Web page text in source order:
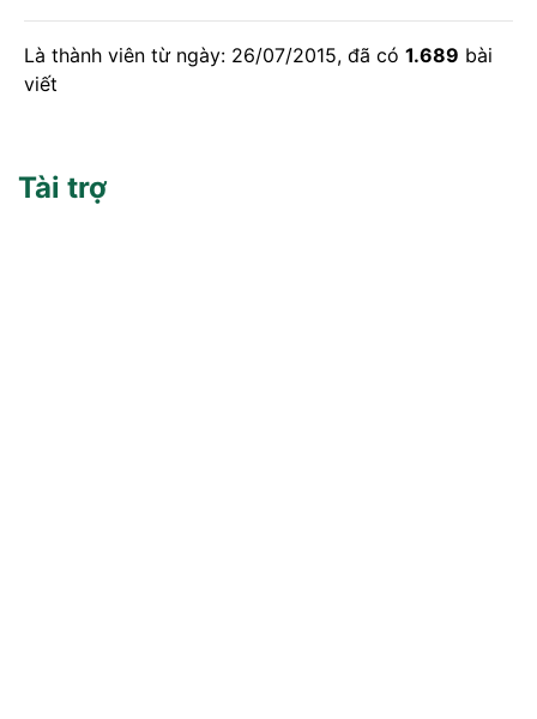
Là thành viên từ ngày: 26/07/2015, đã có 1.689 bài
viết
Tài trợ